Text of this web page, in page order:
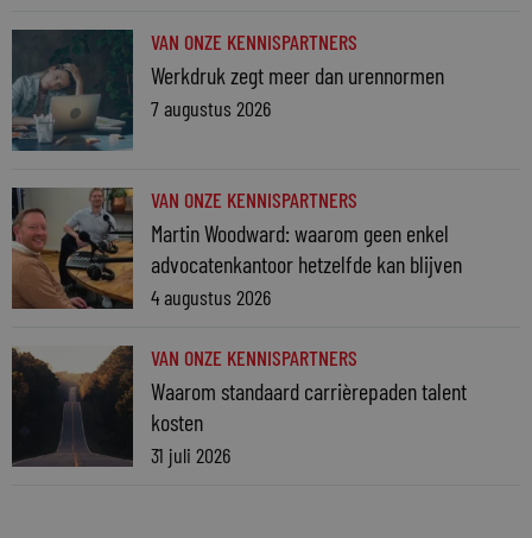
VAN ONZE KENNISPARTNERS
Werkdruk zegt meer dan urennormen
7 augustus 2026
VAN ONZE KENNISPARTNERS
Martin Woodward: waarom geen enkel
advocatenkantoor hetzelfde kan blijven
4 augustus 2026
VAN ONZE KENNISPARTNERS
Waarom standaard carrièrepaden talent
kosten
31 juli 2026